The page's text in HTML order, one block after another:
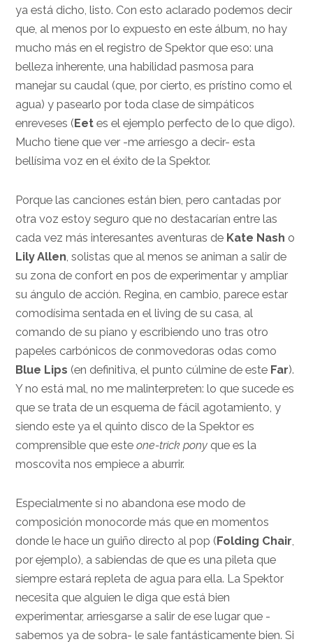
ya está dicho, listo. Con esto aclarado podemos decir
que, al menos por lo expuesto en este álbum, no hay
mucho más en el registro de Spektor que eso: una
belleza inherente, una habilidad pasmosa para
manejar su caudal (que, por cierto, es prístino como el
agua) y pasearlo por toda clase de simpáticos
enreveses (Eet es el ejemplo perfecto de lo que digo).
Mucho tiene que ver -me arriesgo a decir- esta
bellísima voz en el éxito de la Spektor.
Porque las canciones están bien, pero cantadas por
otra voz estoy seguro que no destacarían entre las
cada vez más interesantes aventuras de Kate Nash o
Lily Allen, solistas que al menos se animan a salir de
su zona de confort en pos de experimentar y ampliar
su ángulo de acción. Regina, en cambio, parece estar
comodísima sentada en el living de su casa, al
comando de su piano y escribiendo uno tras otro
papeles carbónicos de conmovedoras odas como
Blue Lips (en definitiva, el punto cúlmine de este Far).
Y no está mal, no me malinterpreten: lo que sucede es
que se trata de un esquema de fácil agotamiento, y
siendo este ya el quinto disco de la Spektor es
comprensible que esteone-trick pony que es la
moscovita nos empiece a aburrir.
Especialmente si no abandona ese modo de
composición monocorde más que en momentos
donde le hace un guiño directo al pop (Folding Chair,
por ejemplo), a sabiendas de que es una pileta que
siempre estará repleta de agua para ella. La Spektor
necesita que alguien le diga que está bien
experimentar, arriesgarse a salir de ese lugar que -
sabemos ya de sobra- le sale fantásticamente bien. Si